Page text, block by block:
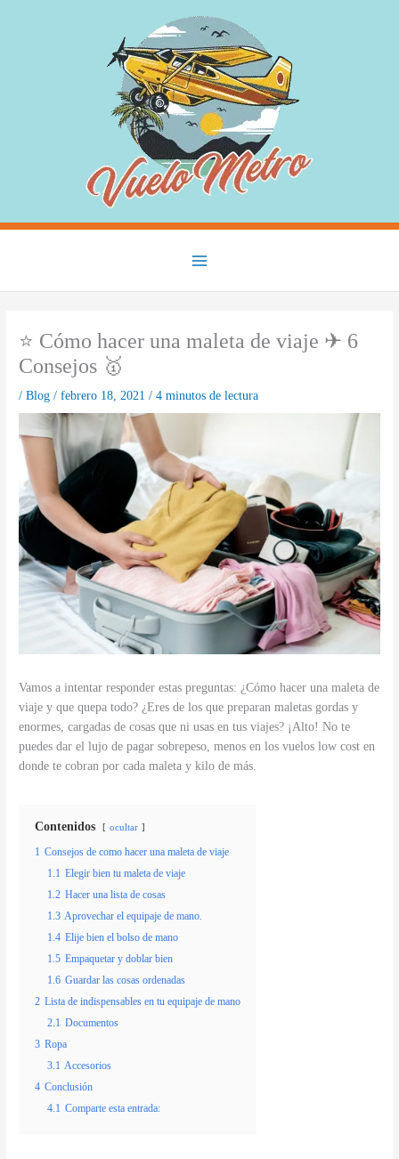
⭐ Cómo hacer una maleta de viaje ✈ 6
Consejos 🥇
/Blog /febrero 18, 2021/4 minutos de lectura
Vamos a intentar responder estas preguntas: ¿Cómo hacer una maleta de
viaje y que quepa todo? ¿Eres de los que preparan maletas gordas y
enormes, cargadas de cosas que ni usas en tus viajes? ¡Alto! No te
puedes dar el lujo de pagar sobrepeso, menos en los vuelos low cost en
donde te cobran por cada maleta y kilo de más.
Contenidos ocultar
1 Consejos de como hacer una maleta de viaje
1.1 Elegir bien tu maleta de viaje
1.2 Hacer una lista de cosas
1.3 Aprovechar el equipaje de mano.
1.4 Elije bien el bolso de mano
1.5 Empaquetar y doblar bien
1.6 Guardar las cosas ordenadas
2 Lista de indispensables en tu equipaje de mano
2.1 Documentos
3 Ropa
3.1 Accesorios
4 Conclusión
4.1 Comparte esta entrada: